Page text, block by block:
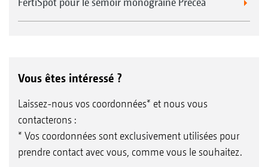
Vous êtes intéressé ?
Laissez-nous vos coordonnées* et nous vous
contacterons :
* Vos coordonnées sont exclusivement utilisées pour
prendre contact avec vous, comme vous le souhaitez.